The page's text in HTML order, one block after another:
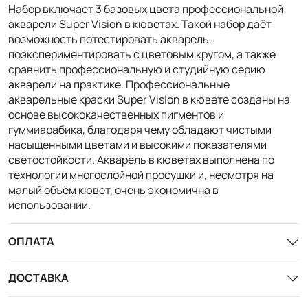
Набор включает 3 базовых цвета профессиональной
акварели Super Vision в кюветах. Такой набор даёт
возможность потестировать акварель,
поэкспериментировать с цветовым кругом, а также
сравнить профессиональную и студийную серию
акварели на практике. Профессиональные
акварельные краски Super Vision в кювете созданы на
основе высококачественных пигментов и
гуммиарабика, благодаря чему обладают чистыми
насыщенными цветами и высокими показателями
светостойкости. Акварель в кюветах выполнена по
технологии многослойной просушки и, несмотря на
малый объём кювет, очень экономична в
использовании.
ОПЛАТА
ДОСТАВКА